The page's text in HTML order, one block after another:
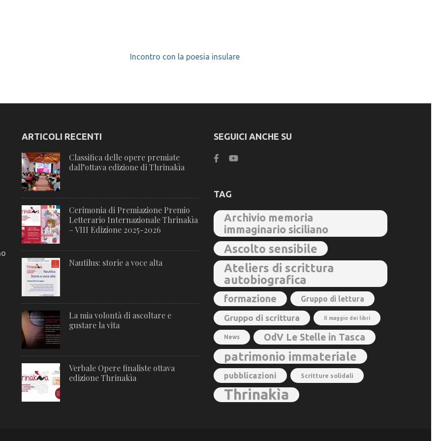
Incontro con la poesia insulare
ARTICOLI RECENTI
Classifica delle opere premiate
dall’ottava edizione di Thrinakìa
Cerimonia di Premiazione Premio
Letterario Internazionale Thrinakìa
– VIII Edizione 2025-2026
Nautilus: storie a voce alta
La mia volontà di ascoltare e
gustare la vita
Verbale Opere finaliste ottava
edizione Thrinakìa
SEGUICI ANCHE SU
TAG
Archivio memoria
immaginario siciliano
Ascolto sensibile
Ateliers di scrittura
autobiografica
formazione Gruppo di lettura
Gruppo di scrittura Il maggio dei libri
News OdV Le Stelle in Tasca
patrimonio immateriale
pubblicazioni Scritture solidali
Thrinakìa